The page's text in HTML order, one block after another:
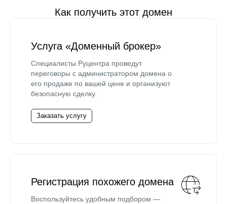
Как получить этот домен
Услуга «Доменный брокер»
Специалисты Руцентра проведут
переговоры с администратором домена о
его продаже по вашей цене и организуют
безопасную сделку.
Заказать услугу
Регистрация похожего домена
Воспользуйтесь удобным подбором —